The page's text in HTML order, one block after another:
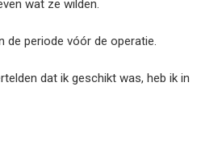
wat ze wilden.
de periode vóór de operatie.
dat ik geschikt was, heb ik in